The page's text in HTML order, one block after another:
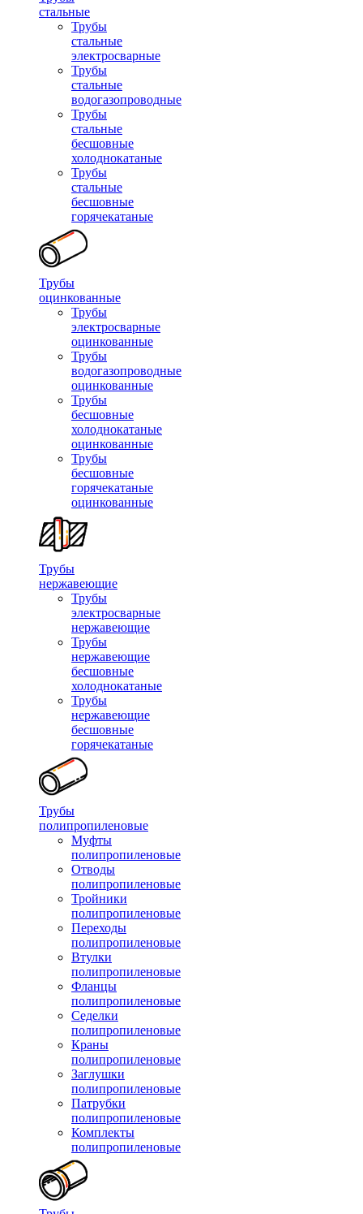
стальные
Трубы
стальные
электросварные
Трубы
стальные
водогазопроводные
Трубы
стальные
бесшовные
холоднокатаные
Трубы
стальные
бесшовные
горячекатаные
Трубы
оцинкованные
Трубы
электросварные
оцинкованные
Трубы
водогазопроводные
оцинкованные
Трубы
бесшовные
холоднокатаные
оцинкованные
Трубы
бесшовные
горячекатаные
оцинкованные
Трубы
нержавеющие
Трубы
электросварные
нержавеющие
Трубы
нержавеющие
бесшовные
холоднокатаные
Трубы
нержавеющие
бесшовные
горячекатаные
Трубы
полипропиленовые
Муфты
полипропиленовые
Отводы
полипропиленовые
Тройники
полипропиленовые
Переходы
полипропиленовые
Втулки
полипропиленовые
Фланцы
полипропиленовые
Седелки
полипропиленовые
Краны
полипропиленовые
Заглушки
полипропиленовые
Патрубки
полипропиленовые
Комплекты
полипропиленовые